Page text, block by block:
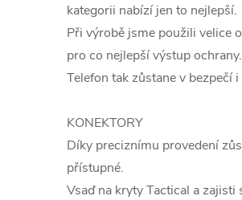
kategorii nabízí jen to nejlepší.
Při výrobě jsme použili velice
pro co nejlepší výstup ochrany.
Telefon tak zůstane v bezpečí
KONEKTORY
Díky preciznímu provedení
přístupné.
Vsaď na kryty Tactical a